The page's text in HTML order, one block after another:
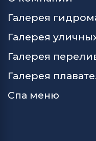
Галерея
Галерея
Галерея
Галерея
Спа меню